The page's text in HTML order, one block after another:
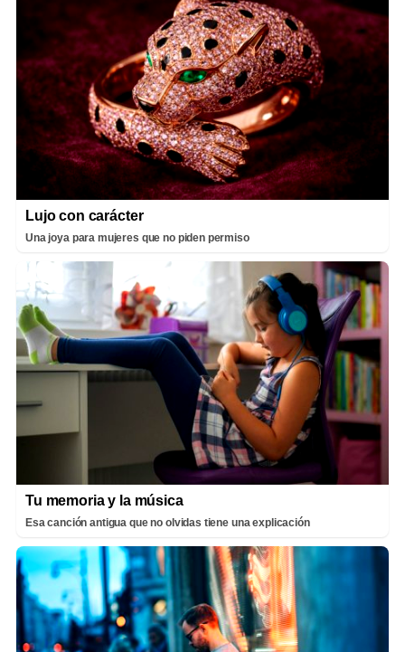
Lujo con carácter
Una joya para mujeres que no piden permiso
Tu memoria y la música
Esa canción antigua que no olvidas tiene una explicación